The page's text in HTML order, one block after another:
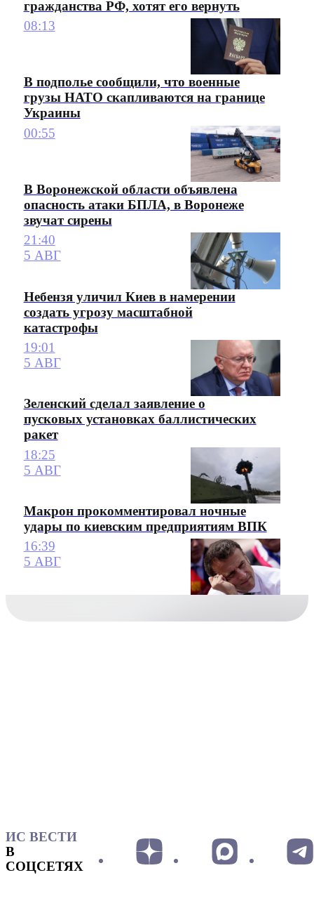
гражданства РФ, хотят его вернуть
08:13
В подполье сообщили, что военные
грузы НАТО скапливаются на границе
Украины
00:55
В Воронежской области объявлена
опасность атаки БПЛА, в Воронеже
звучат сирены
21:40
5 АВГ
Небензя уличил Киев в намерении
создать угрозу масштабной
катастрофы
19:01
5 АВГ
Зеленский сделал заявление о
пусковых установках баллистических
ракет
18:25
5 АВГ
Макрон прокомментировал ночные
удары по киевским предприятиям ВПК
16:39
5 АВГ
ИС ВЕСТИ
В
СОЦСЕТЯХ